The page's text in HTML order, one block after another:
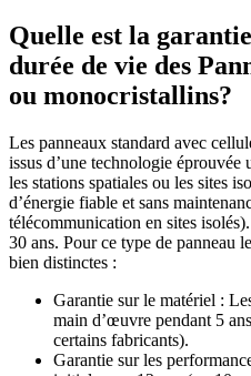
Quelle est la
durée de vie des
ou monocristallins?
Les panneaux standard avec
issus d’une technologie
les stations spatiales ou les sites
d’énergie fiable et sans
télécommunication en sites
30 ans. Pour ce type de panneau
bien distinctes :
Garantie sur le matériel :
main d’œuvre pendant 5
certains fabricants).
Garantie sur les